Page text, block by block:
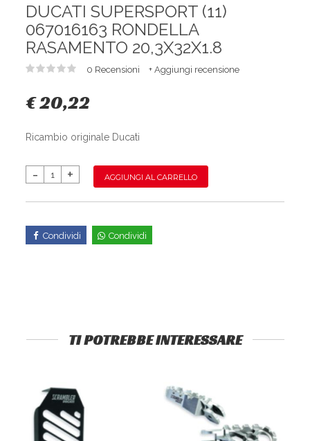
DUCATI SUPERSPORT (11)
067016163 RONDELLA
RASAMENTO 20,3X32X1.8
0 Recensioni + Aggiungi recensione
€ 20,22
Ricambio originale Ducati
AGGIUNGI AL CARRELLO
Condividi Condividi
TI POTREBBE INTERESSARE